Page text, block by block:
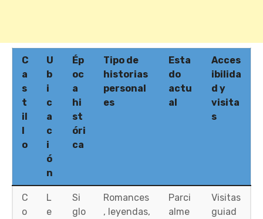
C
a
s
t
il
l
o
U
b
i
c
a
c
i
ó
n
Ép
oc
a
hi
st
óri
ca
Tipo de
historias
personal
es
Esta
do
actu
al
Acces
ibilida
d y
visita
s
C
o
L
e
Si
glo
Romances
, leyendas,
Parci
alme
Visitas
guiad